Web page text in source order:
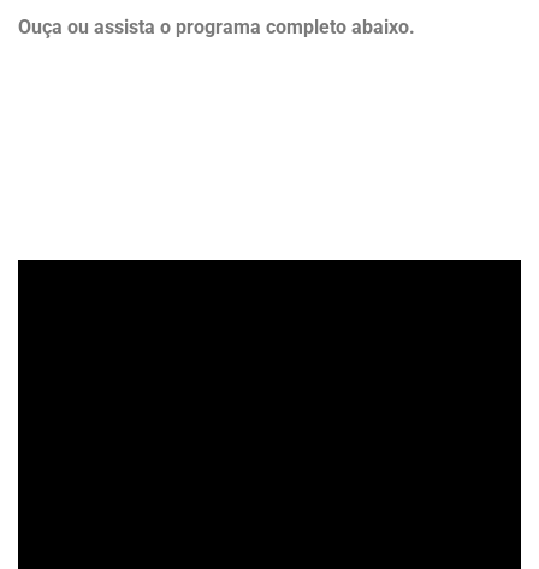
Ouça ou assista o programa completo abaixo.